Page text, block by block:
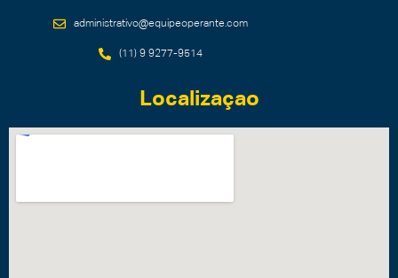
administrativo@equipeoperante.com
(11) 9 9277-9514
Localizaçao